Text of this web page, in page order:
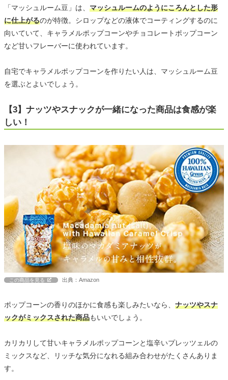
「マッシュルーム豆」は、 マッシュルームのようにころんとした形
に仕上がるのが特徴。シロップなどの液体でコーティングするのに
向いていて、キャラメルポップコーンやチョコレートポップコーン
など甘いフレーバーに使われています。
自宅でキャラメルポップコーンを作りたい人は、マッシュルーム豆
を選ぶとよいでしょう。
【3】ナッツやスナックが一緒になった商品は食感が楽
しい！
この商品を見る 出典：Amazon
ポップコーンの香りのほかに食感も楽しみたいなら、 ナッツやスナ
ックがミックスされた商品もいいでしょう。
カリカリして甘いキャラメルポップコーンと塩辛いプレッツェルの
ミックスなど、リッチな気分になれる組み合わせがたくさんありま
す。